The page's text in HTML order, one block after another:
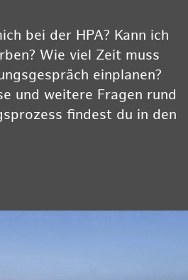
bei der HPA? Kann ich
Wie viel Zeit muss
einplanen?
und weitere Fragen rund
findest du in den